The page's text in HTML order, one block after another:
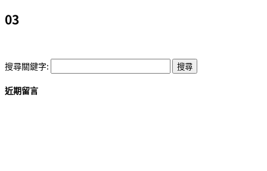
03
搜尋關鍵字:
近期留言